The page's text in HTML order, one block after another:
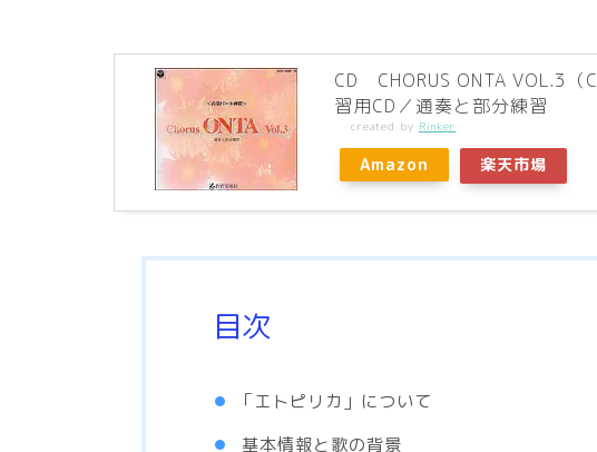
CD CHORUS ONTA VOL.3
習用CD／通奏と部分練習
created by Rinker
Amazon 楽天市場
目次
「エトピリカ」について
基本情報と歌の背景